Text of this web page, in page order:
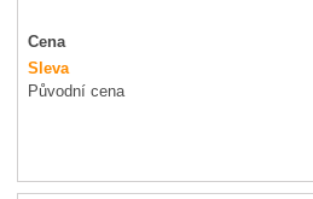
Cena
Sleva
Původní cena